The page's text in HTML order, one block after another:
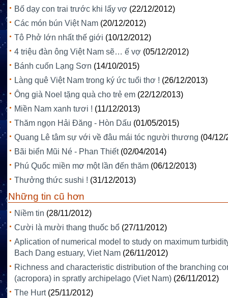
Bố dạy con trai trước khi lấy vợ (22/12/2012)
Các món bún Việt Nam (20/12/2012)
Tô Phở lớn nhất thế giới (10/12/2012)
4 triệu đàn ông Việt Nam sẽ… ế vợ (05/12/2012)
Bánh cuốn Lạng Sơn (14/10/2015)
Làng quê Việt Nam trong ký ức tuổi thơ ! (26/12/2013)
Ông già Noel tặng quà cho trẻ em (22/12/2013)
Miền Nam xanh tươi ! (11/12/2013)
Thăm ngọn Hải Đăng - Hòn Dấu (01/05/2015)
Quang Lê tâm sự với về đâu mái tóc người thương (04/12/
Bãi biển Mũi Né - Phan Thiết (02/04/2014)
Phú Quốc miền mơ một lần đến thăm (06/12/2013)
Thưởng thức sushi ! (31/12/2013)
Những tin cũ hơn
Niềm tin (28/11/2012)
Cười là mười thang thuốc bổ (27/11/2012)
Aplication of numerical model to study on maximum
Bach Dang estuary, Viet Nam (26/11/2012)
Richness and characteristic distribution of the branching
(acropora) in spratly archipelago (Viet Nam) (26/11/2012)
The Hurt (25/11/2012)